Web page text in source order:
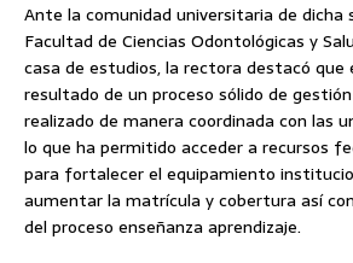
Ante la comunidad universitaria de dicha
Facultad de Ciencias Odontológicas y
casa de estudios, la rectora destacó que
resultado de un proceso sólido de
realizado de manera coordinada con las
lo que ha permitido acceder a recursos
para fortalecer el equipamiento
aumentar la matrícula y cobertura así
del proceso enseñanza aprendizaje.